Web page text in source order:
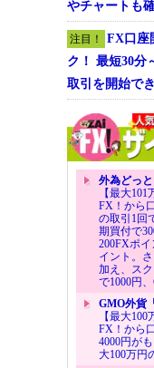
やチャートも
注目！
FX口座
ク！ 最短30分
取引を開始で
外為どっ
【最大
FX！から
の取引1回
期買付で
200FXポ
イント。
加え、ス
で1000円
GMO外貨
【最大
FX！から
4000円が
大100万円